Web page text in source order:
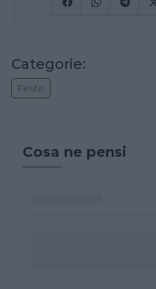
Categorie:
Feste
Cosa ne pensi